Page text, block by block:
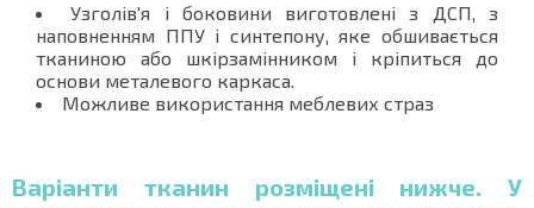
Узголів'я і боковини виготовлені з ДСП, з
наповненням ППУ і синтепону, яке обшивається
тканиною або шкірзамінником і кріпиться до
основи металевого каркаса.
Можливе використання меблевих страз
Варіанти тканин розміщені нижче. У